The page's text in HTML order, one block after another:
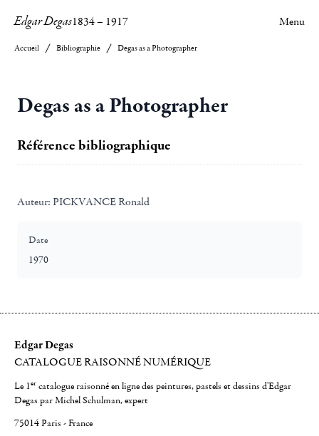
Edgar Degas1834– 1917 Menu
Accueil Bibliographie Degas as a Photographer
Degas as a Photographer
Référence bibliographique
Auteur: PICKVANCE Ronald
Date
1970
Edgar Degas
CATALOGUE RAISONNÉ NUMÉRIQUE
Le 1er catalogue raisonné en ligne des peintures, pastels et dessins d'Edgar
Degas par Michel Schulman, expert
75014 Paris - France